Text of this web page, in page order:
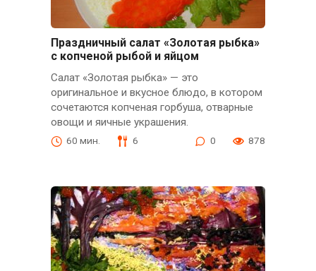
Праздничный салат «Золотая рыбка»
с копченой рыбой и яйцом
Салат «Золотая рыбка» — это
оригинальное и вкусное блюдо, в котором
сочетаются копченая горбуша, отварные
овощи и яичные украшения.
60 мин. 6 0 878